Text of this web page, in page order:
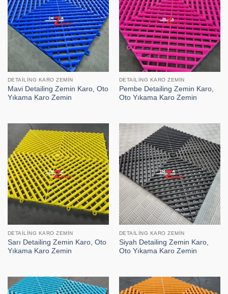
DETAILING KARO ZEMIN
Mavi Detailing Zemin Karo, Oto
Yıkama Karo Zemin
DETAILING KARO ZEMIN
Pembe Detailing Zemin Karo,
Oto Yıkama Karo Zemin
DETAILING KARO ZEMIN
Sarı Detailing Zemin Karo, Oto
Yıkama Karo Zemin
DETAILING KARO ZEMIN
Siyah Detailing Zemin Karo,
Oto Yıkama Karo Zemin